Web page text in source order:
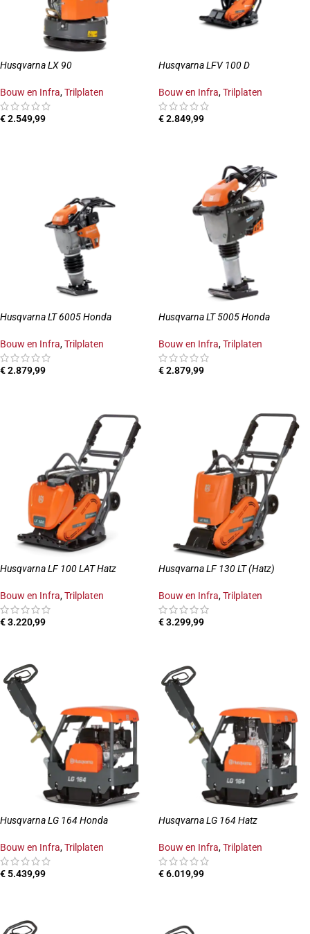
Husqvarna LX 90
Bouw en Infra,Trilplaten
€2.549,99
Husqvarna LFV 100 D
Bouw en Infra,Trilplaten
€2.849,99
Husqvarna LT 6005 Honda
Bouw en Infra,Trilplaten
€2.879,99
Husqvarna LT 5005 Honda
Bouw en Infra,Trilplaten
€2.879,99
Husqvarna LF 100 LAT Hatz
Bouw en Infra,Trilplaten
€3.220,99
Husqvarna LF 130 LT (Hatz)
Bouw en Infra,Trilplaten
€3.299,99
Husqvarna LG 164 Honda
Bouw en Infra,Trilplaten
€ 5.439,99
Husqvarna LG 164 Hatz
Bouw en Infra,Trilplaten
€6.019,99